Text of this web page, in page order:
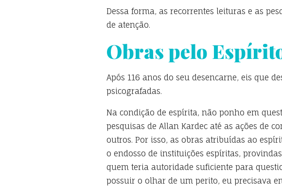
Dessa forma, as recorrentes leituras e as
de atenção.
Obras pelo
Após 116 anos do seu desencarne, eis que
psicografadas.
Na condição de espírita, não ponho em
pesquisas de Allan Kardec até as ações de
outros. Por isso, as obras atribuídas ao
o endosso de instituições espíritas,
quem teria autoridade suficiente para
possuir o olhar de um perito, eu precisava